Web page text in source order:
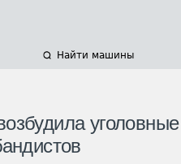
Найти машины
уголовные